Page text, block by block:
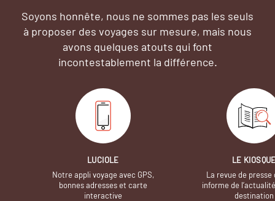
Soyons honnête, nous ne sommes pas les seuls
à proposer des voyages sur mesure, mais nous
avons quelques atouts qui font
incontestablement la différence.
LUCIOLE
Notre appli voyage avec GPS,
bonnes adresses et carte
interactive
LE
La revue de presse
informe de
destination